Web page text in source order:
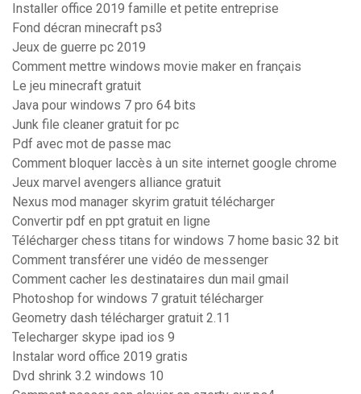
Installer office 2019 famille et petite entreprise
Fond décran minecraft ps3
Jeux de guerre pc 2019
Comment mettre windows movie maker en français
Le jeu minecraft gratuit
Java pour windows 7 pro 64 bits
Junk file cleaner gratuit for pc
Pdf avec mot de passe mac
Comment bloquer laccès à un site internet google chrome
Jeux marvel avengers alliance gratuit
Nexus mod manager skyrim gratuit télécharger
Convertir pdf en ppt gratuit en ligne
Télécharger chess titans for windows 7 home basic 32 bit
Comment transférer une vidéo de messenger
Comment cacher les destinataires dun mail gmail
Photoshop for windows 7 gratuit télécharger
Geometry dash télécharger gratuit 2.11
Telecharger skype ipad ios 9
Instalar word office 2019 gratis
Dvd shrink 3.2 windows 10